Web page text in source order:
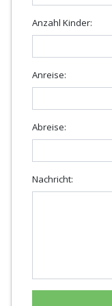
Anzahl Kinder:
Anreise:
Abreise:
Nachricht: